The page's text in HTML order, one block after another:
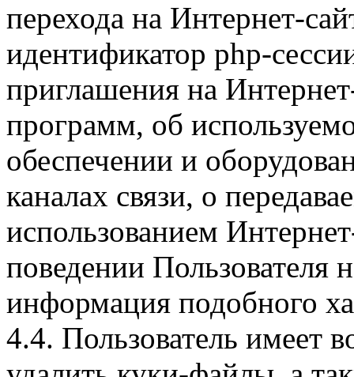
перехода на Интернет-
идентификатор php-
приглашения на
программ, об
обеспечении и
каналах связи, о
использованием
поведении Пользователя
информация подобного
4.4. Пользователь имеет